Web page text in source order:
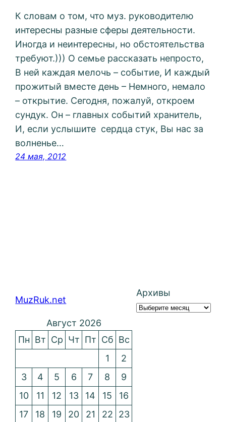
К словам о том, что муз. руководителю
интересны разные сферы деятельности.
Иногда и неинтересны, но обстоятельства
требуют.))) О семье рассказать непросто,
В ней каждая мелочь – событие, И каждый
прожитый вместе день – Немного, немало
– открытие. Сегодня, пожалуй, откроем
сундук. Он – главных событий хранитель,
И, если услышите сердца стук, Вы нас за
волненье…
24 мая, 2012
MuzRuk.net
Архивы
Август 2026
Пн Вт Ср Чт Пт Сб Вс
1
2
3
4 5 6 7 8
9
10
11 12 13 14 15
16
17
18 19 20 21 22 23